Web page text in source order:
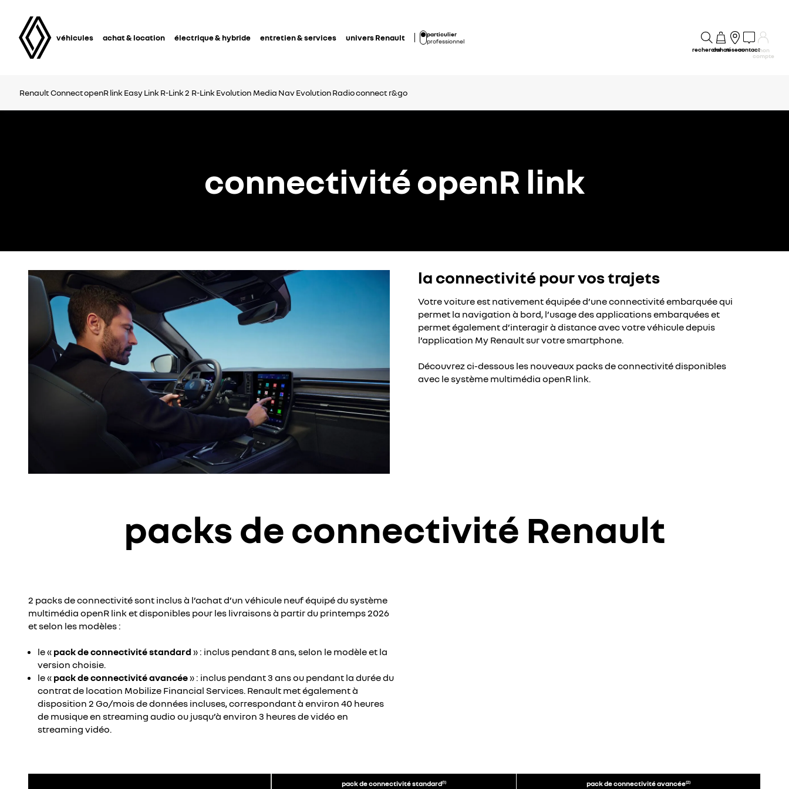
véhicules achat & location électrique & hybride entretien & services univers Renault
particulier
professionnel
rechercheachatréseaucontactmon
compte
Renault ConnectopenR linkEasy LinkR-Link 2 R-Link Evolution Media Nav EvolutionRadio connect r&go
connectivité openR link
la connectivité pour vos trajets
Votre voiture est nativement équipée d’une connectivité embarquée qui
permet la navigation à bord, l’usage des applications embarquées et
permet également d’interagir à distance avec votre véhicule depuis
l’application My Renault sur votre smartphone.
Découvrez ci-dessous les nouveaux packs de connectivité disponibles
avec le système multimédia openR link.
packs de connectivité Renault
2 packs de connectivité sont inclus à l’achat d’un véhicule neuf équipé du système
multimédia openR link et disponibles pour les livraisons à partir du printemps 2026
et selon les modèles :
le « pack de connectivité standard » : inclus pendant 8 ans, selon le modèle et la
version choisie.
le « pack de connectivité avancée» : inclus pendant 3 ans ou pendant la durée du
contrat de location Mobilize Financial Services. Renault met également à
disposition 2 Go/mois de données incluses, correspondant à environ 40 heures
de musique en streaming audio ou jusqu’à environ 3 heures de vidéo en
streaming vidéo.
pack de connectivité standard(1) pack de connectivité avancée(2)